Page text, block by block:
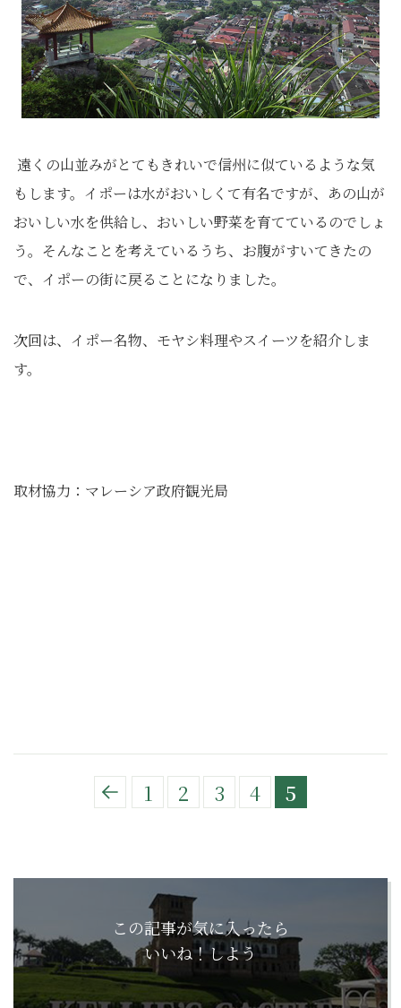
遠くの山並みがとてもきれいで信州に似ているような気
もします。イポーは水がおいしくて有名ですが、あの山が
おいしい水を供給し、おいしい野菜を育てているのでしょ
う。そんなことを考えているうち、お腹がすいてきたの
で、イポーの街に戻ることになりました。
次回は、イポー名物、モヤシ料理やスイーツを紹介しま
す。
取材協力：マレーシア政府観光局
1 2 3 4 5
この記事が気に入ったら
いいね！しよう